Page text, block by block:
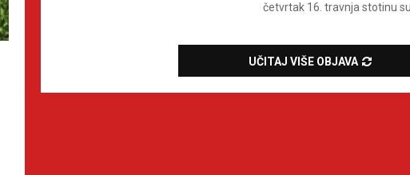
četvrtak 16. travnja stotinu
UČITAJ VIŠE OBJAVA